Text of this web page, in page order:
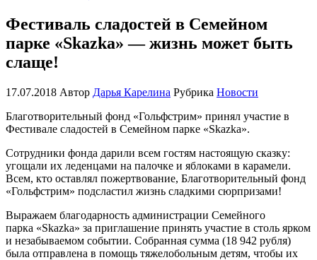
Фестиваль сладостей в Семейном
парке «Skazka» — жизнь может быть
слаще!
17.07.2018 Автор Дарья Карелина Рубрика Новости
Благотворительный фонд «Гольфстрим» принял участие в
Фестивале сладостей в Семейном парке «Skazka».
Сотрудники фонда дарили всем гостям настоящую сказку:
угощали их леденцами на палочке и яблоками в карамели.
Всем, кто оставлял пожертвование, Благотворительный фонд
«Гольфстрим» подсластил жизнь сладкими сюрпризами!
Выражаем благодарность администрации Семейного
парка «Skazka» за приглашение принять участие в столь ярком
и незабываемом событии. Собранная сумма (18 942 рубля)
была отправлена в помощь тяжелобольным детям, чтобы их